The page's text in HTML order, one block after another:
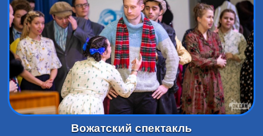
Вожатский спектакль